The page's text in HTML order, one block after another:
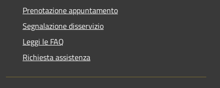
Prenotazione appuntamento
Segnalazione disservizio
Leggi le FAQ
Richiesta assistenza